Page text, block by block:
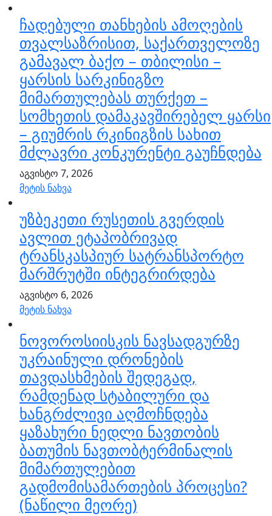
ჩადებული თანხების ამოღების
თვალსაზრისით, საქართველოზე
გამავალ ბაქო – თბილისი –
ყარსის სარკინიგზო
მიმართულებას თურქეთ –
სომხეთის დამაკავშირებელ ყარსი
– გიუმრის რკინიგზის სახით
მძლავრი კონკურენტი გაუჩნდება
აგვისტო 7, 2026
მეტის ნახვა
უზბეკეთი რუსეთის გვერდის
ავლით ეტაპობრივად
ტრანსკასპიურ სატრანსპორტო
მარშრუტში ინტეგრირდება
აგვისტო 6, 2026
მეტის ნახვა
ნოვოროსიისკის ნავსადგურზე
უკრაინული დრონების
თავდასხმების შედეგად,
რამდენად სტაბილური და
ხანგრძლივი აღმოჩნდება
ყაზახური ნედლი ნავთობის
ბათუმის ნავთობტერმინალის
მიმართულებით
გადმომისამართების პროცესი?
(ნაწილი მეორე)